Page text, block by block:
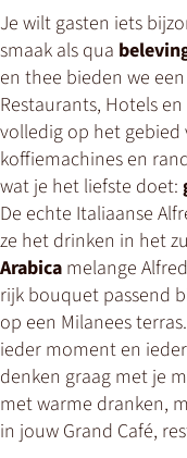
Youtube
videos
service!
This
content
is
permitted
to
load
due
to
trackers
that
are
not
disclosed
to
the
Je wilt gasten iets
smaak als qua
en thee bieden we
Restaurants, Hotels
volledig op het gebied
koffiemachines en
wat je het liefste doet:
De echte Italiaanse
ze het drinken in het
Arabica melange
rijk bouquet passend
op een Milanees
ieder moment en
denken graag met je
met warme dranken,
in jouw Grand Café,